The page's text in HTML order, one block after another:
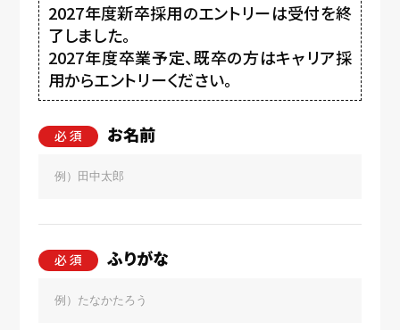
2027年度新卒採用のエントリーは受付を終
了しました。
2027年度卒業予定、既卒の方はキャリア採
用からエントリーください。
必 須 お名前
必 須 ふりがな